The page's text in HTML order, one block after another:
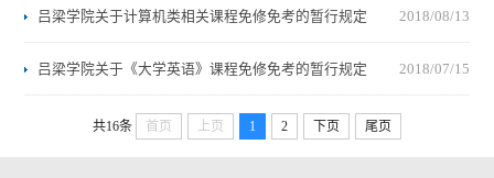
吕梁学院关于计算机类相关课程免修免考的暂行规定 2018/08/13
吕梁学院关于《大学英语》课程免修免考的暂行规定 2018/07/15
共16条 首页 上页 1 2 下页 尾页